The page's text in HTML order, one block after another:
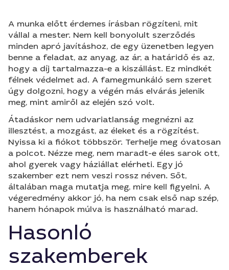
A munka előtt érdemes írásban rögzíteni, mit
vállal a mester. Nem kell bonyolult szerződés
minden apró javításhoz, de egy üzenetben legyen
benne a feladat, az anyag, az ár, a határidő és az,
hogy a díj tartalmazza-e a kiszállást. Ez mindkét
félnek védelmet ad. A famegmunkáló sem szeret
úgy dolgozni, hogy a végén más elvárás jelenik
meg, mint amiről az elején szó volt.
Átadáskor nem udvariatlanság megnézni az
illesztést, a mozgást, az éleket és a rögzítést.
Nyissa ki a fiókot többször. Terhelje meg óvatosan
a polcot. Nézze meg, nem maradt-e éles sarok ott,
ahol gyerek vagy háziállat elérheti. Egy jó
szakember ezt nem veszi rossz néven. Sőt,
általában maga mutatja meg, mire kell figyelni. A
végeredmény akkor jó, ha nem csak első nap szép,
hanem hónapok múlva is használható marad.
Hasonló
szakemberek